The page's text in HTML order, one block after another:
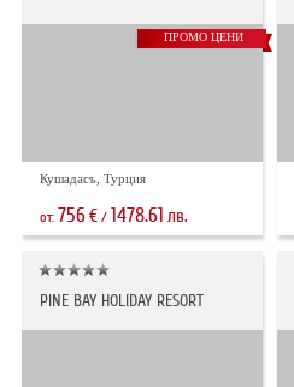
ПРОМО ЦЕНИ
Кушадасъ, Турция
от: 756€/ 1478.61 лв.
PINE BAY HOLIDAY RESORT